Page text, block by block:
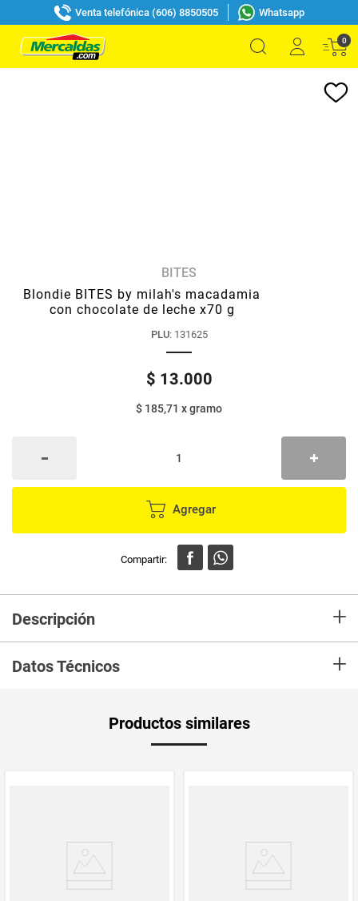
Venta telefónica (606) 8850505 Whatsapp
0
BITES
Blondie BITES by milah's macadamia
con chocolate de leche x70 g
PLU: 131625
$ 13.000
$ 185,71 xgramo
Agregar
Descripción +
Datos Técnicos +
Productos similares